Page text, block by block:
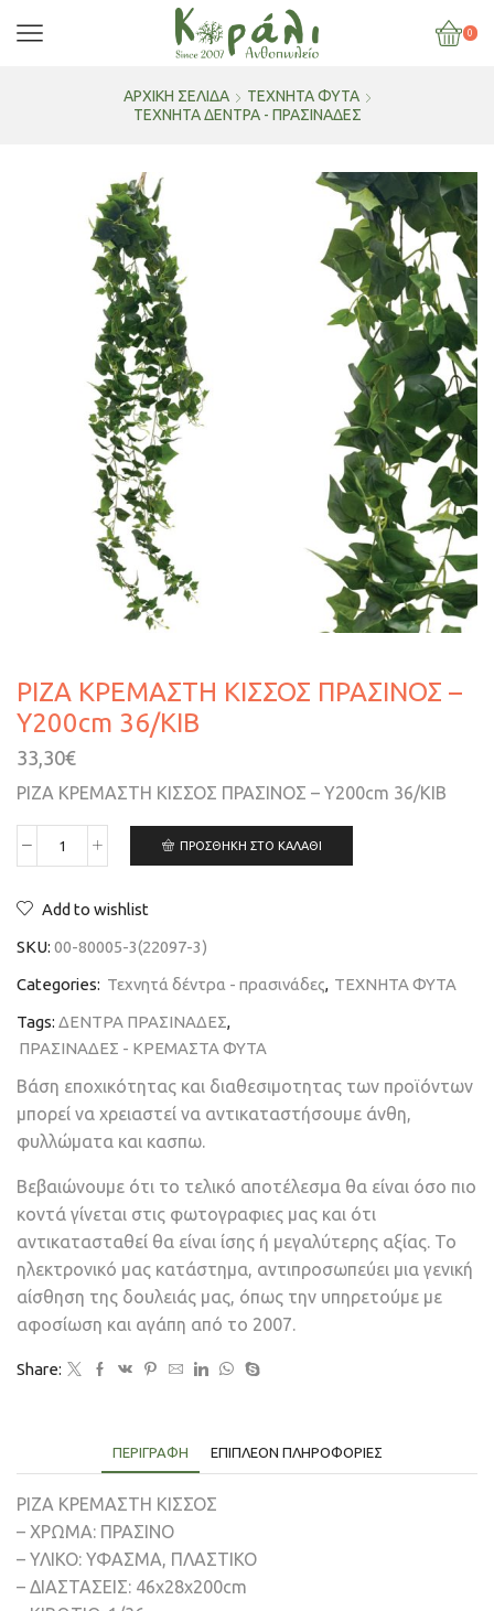
0
ΑΡΧΙΚΉ ΣΕΛΊΔΑ
ΤΕΧΝΗΤΑ ΦΥΤΑ
ΤΕΧΝΗΤΆ ΔΈΝΤΡΑ - ΠΡΑΣΙΝΆΔΕΣ
ΡΙΖΑ ΚΡΕΜΑΣΤΗ ΚΙΣΣΟΣ ΠΡΑΣΙΝΟΣ –
Υ200cm 36/KΙΒ
33,30€
ΡΙΖΑ ΚΡΕΜΑΣΤΗ ΚΙΣΣΟΣ ΠΡΑΣΙΝΟΣ – Υ200cm 36/KΙΒ
ΠΡΟΣΘΉΚΗ ΣΤΟ ΚΑΛΆΘΙ
Add to wishlist
SKU: 00-80005-3(22097-3)
Categories: Τεχνητά δέντρα - πρασινάδες, ΤΕΧΝΗΤΑ ΦΥΤΑ
Tags: ΔΕΝΤΡΑ ΠΡΑΣΙΝΑΔΕΣ,
ΠΡΑΣΙΝΑΔΕΣ - ΚΡΕΜΑΣΤΑ ΦΥΤΑ
Βάση εποχικότητας και διαθεσιμοτητας των προϊόντων
μπορεί να χρειαστεί να αντικαταστήσουμε άνθη,
φυλλώματα και κασπω.
Βεβαιώνουμε ότι το τελικό αποτέλεσμα θα είναι όσο πιο
κοντά γίνεται στις φωτογραφιες μας και ότι
αντικατασταθεί θα είναι ίσης ή μεγαλύτερης αξίας. Το
ηλεκτρονικό μας κατάστημα, αντιπροσωπεύει μια γενική
αίσθηση της δουλειάς μας, όπως την υπηρετούμε με
αφοσίωση και αγάπη από το 2007.
Share:
ΠΕΡΙΓΡΑΦΉ ΕΠΙΠΛΈΟΝ ΠΛΗΡΟΦΟΡΊΕΣ
ΡΙΖΑ ΚΡΕΜΑΣΤΗ ΚΙΣΣΟΣ
– ΧΡΩΜΑ: ΠΡΑΣΙΝΟ
– ΥΛΙΚΟ: ΥΦΑΣΜΑ, ΠΛΑΣΤΙΚΟ
– ΔΙΑΣΤΑΣΕΙΣ: 46x28x200cm